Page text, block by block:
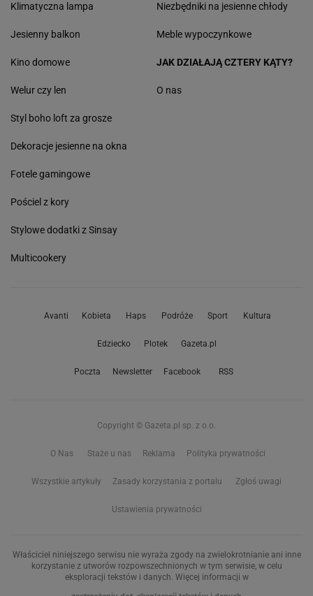
Klimatyczna lampa
Jesienny balkon
Niezbędniki na jesienne chłody
Meble wypoczynkowe
Kino domowe
Welur czy len
Styl boho loft za grosze
Dekoracje jesienne na okna
Fotele gamingowe
Pościel z kory
Stylowe dodatki z Sinsay
Multicookery
JAK DZIAŁAJĄ CZTERY KĄTY?
O nas
Avanti Kobieta Haps Podróże Sport Kultura
Edziecko Plotek Gazeta.pl
Poczta Newsletter Facebook RSS
Copyright © Gazeta.pl sp. z o.o.
O Nas Staże u nas Reklama Polityka prywatności
Wszystkie artykuły Zasady korzystania z portalu Zgłoś uwagi
Ustawienia prywatności
Właściciel niniejszego serwisu nie wyraża zgody na zwielokrotnianie ani inne
korzystanie z utworów rozpowszechnionych w tym serwisie, w celu
eksploracji tekstów i danych. Więcej informacji w